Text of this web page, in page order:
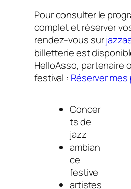
Pour consulter le
complet et réserver
rendez-vous sur
billetterie est
HelloAsso, partenaire
festival : Réserver mes
Concer
ts de
jazz
ambian
ce
festive
artistes